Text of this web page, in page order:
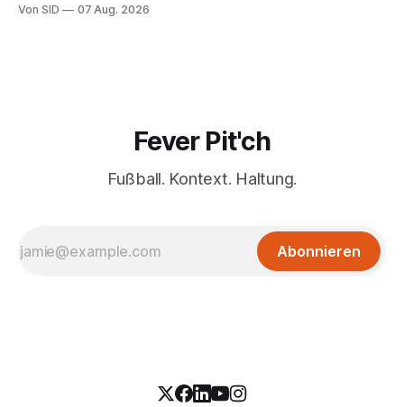
Von SID 07 Aug. 2026
Fever Pit'ch
Fußball. Kontext. Haltung.
Abonnieren